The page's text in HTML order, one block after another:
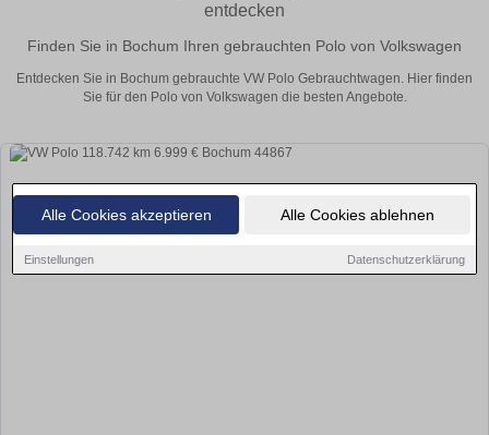
Alle Cookies akzeptieren Alle Cookies ablehnen
Einstellungen Datenschutzerklärung
entdecken
Finden Sie in Bochum Ihren gebrauchten Polo von Volkswagen
Entdecken Sie in Bochum gebrauchte VW Polo Gebrauchtwagen. Hier finden
Sie für den Polo von Volkswagen die besten Angebote.